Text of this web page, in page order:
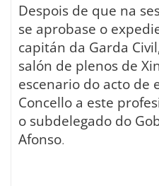
Despois de que na
se aprobase o
capitán da Garda
salón de plenos de
escenario do acto de
Concello a este
o subdelegado do
Afonso.